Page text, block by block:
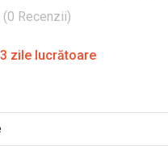
(0 Recenzii)
zile lucrătoare